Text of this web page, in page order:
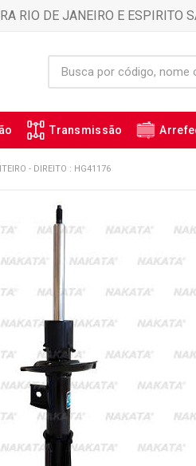
RIO DE JANEIRO E ESPIRITO
Transmissão
- DIREITO : HG41176